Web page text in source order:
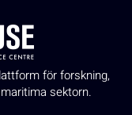
för forskning,
sektorn.